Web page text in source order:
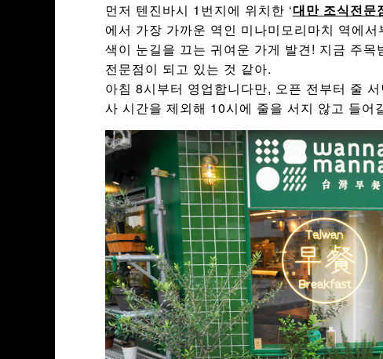
먼저 텐진바시 1번지에 위치한 ‘대만 조식전
에서 가장 가까운 역인 미나미모리마치 역에
색이 눈길을 끄는 귀여운 가게 발견! 지금 주
전문점이 되고 있는 것 같아.
아침 8시부터 영업합니다만, 오픈 전부터 줄
사 시간을 제외해 10시에 줄을 서지 않고 들어